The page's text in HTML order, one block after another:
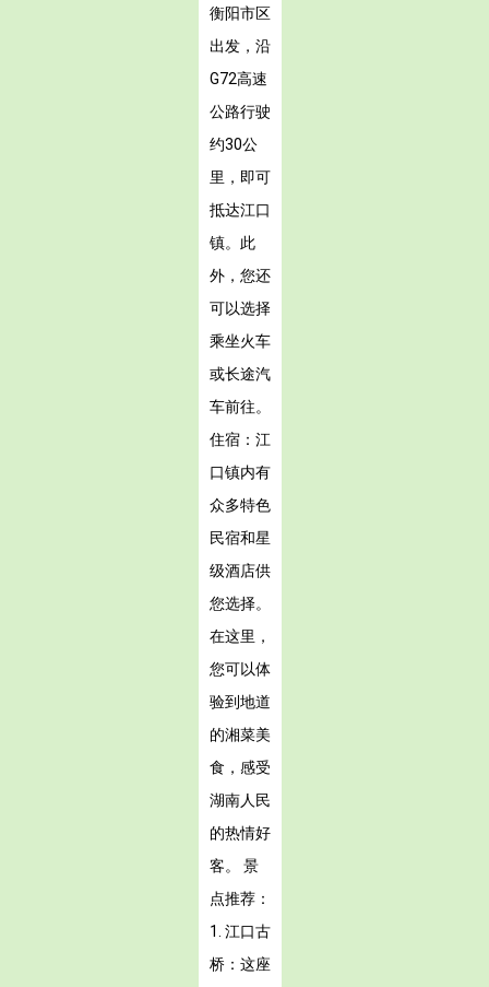
衡阳市区
出发，沿
G72高速
公路行驶
约30公
里，即可
抵达江口
镇。此
外，您还
可以选择
乘坐火车
或长途汽
车前往。
住宿：江
口镇内有
众多特色
民宿和星
级酒店供
您选择。
在这里，
您可以体
验到地道
的湘菜美
食，感受
湖南人民
的热情好
客。 景
点推荐：
1. 江口古
桥：这座